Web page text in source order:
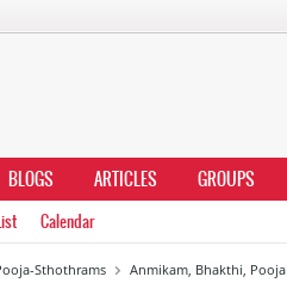
BLOGS ARTICLES GROUPS
Calendar
Sthothrams Anmikam, Bhakthi, Pooja